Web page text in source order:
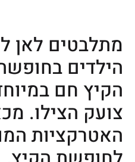
מתלבטים לאן
הילדים
הקיץ חם
צועק הצילו.
האטרקציות